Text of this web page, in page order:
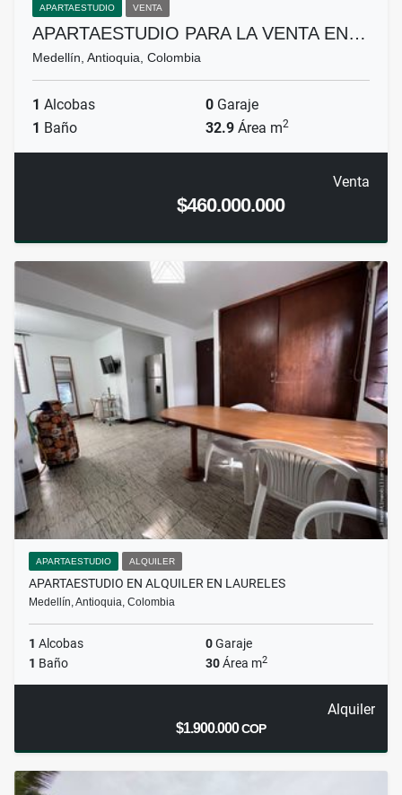
APARTAESTUDIO VENTA
APARTAESTUDIO PARA LA VENTA EN…
Medellín, Antioquia, Colombia
1 Alcobas 0 Garaje
1 Baño 32.9 Área m2
Venta
$460.000.000
APARTAESTUDIO ALQUILER
APARTAESTUDIO EN ALQUILER EN LAURELES
Medellín, Antioquia, Colombia
1 Alcobas 0Garaje
1 Baño 30Área m2
Alquiler
$1.900.000COP